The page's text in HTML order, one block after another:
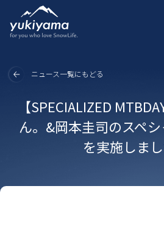
ニュース一覧にもどる
【SPECIALIZED
ん。&岡本圭司のスペ
を実施しまし